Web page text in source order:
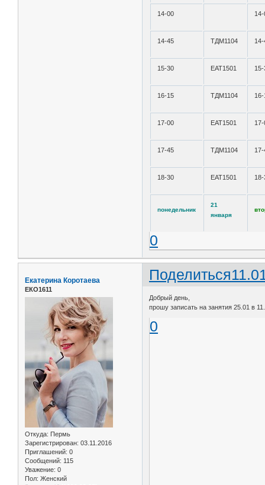
14-00 14-
14-45 ТДМ1104 14-
15-30 ЕАТ1501 15-
16-15 ТДМ1104 16-
17-00 ЕАТ1501 17-
17-45 ТДМ1104 17-
18-30 ЕАТ1501 18-
понедельник
21
января
0
Поделиться
Екатерина Коротаева
ЕКО1611
Откуда: Пермь
Зарегистрирован: 03.11.2016
Приглашений: 0
Сообщений: 115
Уважение: 0
Пол: Женский
Добрый день,
прошу записать на занятия 25.01 в
0